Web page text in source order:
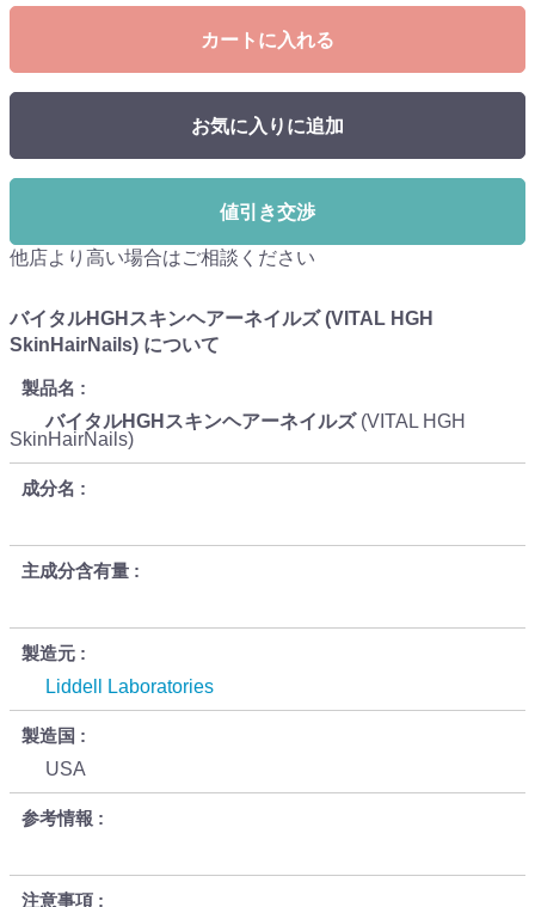
カートに入れる
お気に入りに追加
値引き交渉
他店より高い場合はご相談ください
バイタルHGHスキンヘアーネイルズ (VITAL HGH
SkinHairNails) について
製品名
バイタルHGHスキンヘアーネイルズ(VITAL HGH
SkinHairNails)
成分名
主成分含有量
製造元
Liddell Laboratories
製造国
USA
参考情報
注意事項